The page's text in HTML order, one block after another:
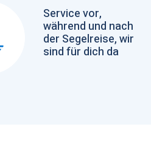
Service vor,
während und nach
der Segelreise, wir
sind für dich da